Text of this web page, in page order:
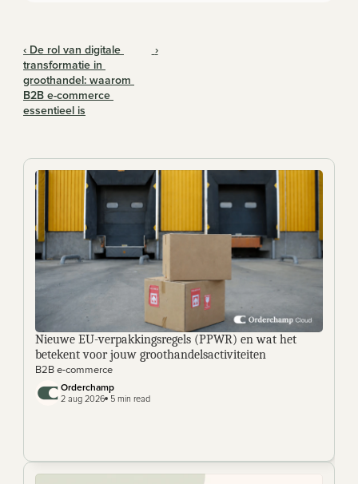
‹ De rol van digitale
transformatie in
groothandel: waarom
B2B e-commerce
essentieel is
›
Nieuwe EU-verpakkingsregels (PPWR) en wat het
betekent voor jouw groothandelsactiviteiten
B2B e-commerce
Orderchamp
2 aug 2026 5 min read